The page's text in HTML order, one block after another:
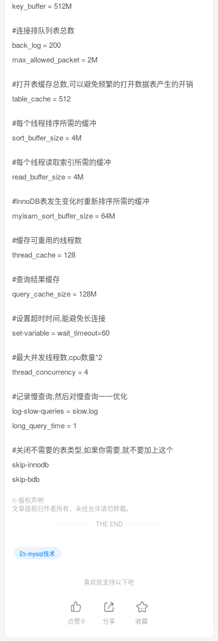
key_buffer = 512M
#连接排队列表总数
back_log = 200
max_allowed_packet = 2M
#打开表缓存总数,可以避免频繁的打开数据表产生的开销
table_cache = 512
#每个线程排序所需的缓冲
sort_buffer_size = 4M
#每个线程读取索引所需的缓冲
read_buffer_size = 4M
#InnoDB表发生变化时重新排序所需的缓冲
myisam_sort_buffer_size = 64M
#缓存可重用的线程数
thread_cache = 128
#查询结果缓存
query_cache_size = 128M
#设置超时时间,能避免长连接
set-variable = wait_timeout=60
#最大并发线程数,cpu数量*2
thread_concurrency = 4
#记录慢查询,然后对慢查询一一优化
log-slow-queries = slow.log
long_query_time = 1
#关闭不需要的表类型,如果你需要,就不要加上这个
skip-innodb
skip-bdb
© 版权声明
文章版权归作者所有，未经允许请勿转载。
THE END
mysql技术
喜欢就支持以下吧
点赞0 分享 收藏